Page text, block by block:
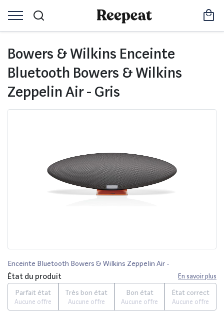
Bowers & Wilkins Enceinte
Bluetooth Bowers & Wilkins
Zeppelin Air - Gris
Enceinte Bluetooth Bowers & Wilkins Zeppelin Air -
État du produit En savoir plus
Parfait état
Aucune offre
Très bon état
Aucune offre
Bon état
Aucune offre
État correct
Aucune offre